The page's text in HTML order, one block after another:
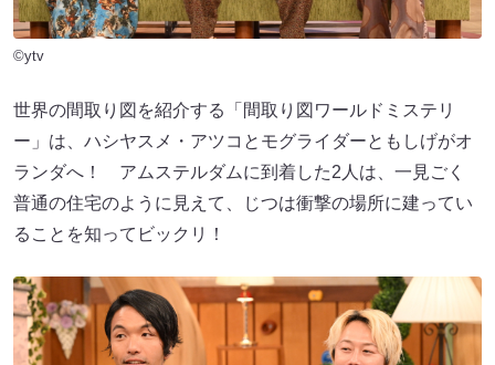
©ytv
世界の間取り図を紹介する「間取り図ワールドミステリ
ー」は、ハシヤスメ・アツコとモグライダーともしげがオ
ランダへ！ アムステルダムに到着した2人は、一見ごく
普通の住宅のように見えて、じつは衝撃の場所に建ってい
ることを知ってビックリ！